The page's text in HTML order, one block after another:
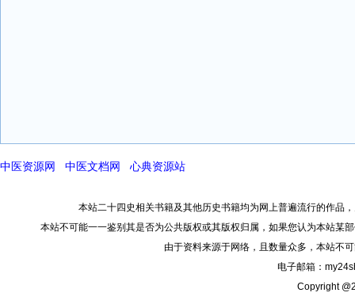
中医资源网 中医文档网 心典资源站
本站二十四史相关书籍及其他历史书籍均为网上普遍流行的作品
本站不可能一一鉴别其是否为公共版权或其版权归属，如果您认为本站某
由于资料来源于网络，且数量众多，本站不
电子邮箱：
Copyright